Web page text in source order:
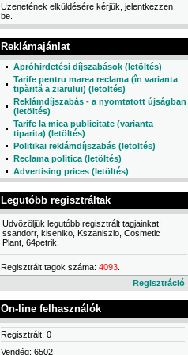
Üzenetének elküldésére kérjük, jelentkezzen
be.
Reklámajánlat
Apróhirdetési díjszabások (letöltés)
Tarife pentru marea reclama (în varianta
tipărită a ziarului) (letöltés)
Reklámdíjszabás - a nyomtatott újságban
(letöltés)
Tarife la mica publicitate (varianta
tiparita) (letöltés)
Politikai reklámdíjszabás (letöltés)
Reclama politica (letöltés)
Advertising prices (letöltés)
Legutóbb regisztráltak
Üdvözöljük legutóbb regisztrált tagjainkat:
ssandorr, kiseniko, Kszaniszlo, Cosmetic
Plant, 64petrik.
Regisztrált tagok száma: 4093
Regisztráció
On-line felhasználók
Regisztrált: 0
Vendég: 6502